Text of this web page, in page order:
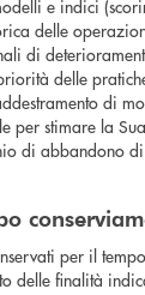
e indici
delle
di
delle
di
per stimare la
di abbandono
per il
delle finalità